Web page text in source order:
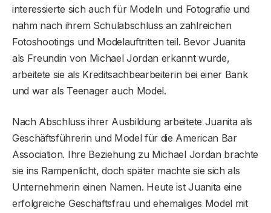
interessierte sich auch für Modeln und Fotografie und
nahm nach ihrem Schulabschluss an zahlreichen
Fotoshootings und Modelauftritten teil. Bevor Juanita
als Freundin von Michael Jordan erkannt wurde,
arbeitete sie als Kreditsachbearbeiterin bei einer Bank
und war als Teenager auch Model.
Nach Abschluss ihrer Ausbildung arbeitete Juanita als
Geschäftsführerin und Model für die American Bar
Association. Ihre Beziehung zu Michael Jordan brachte
sie ins Rampenlicht, doch später machte sie sich als
Unternehmerin einen Namen. Heute ist Juanita eine
erfolgreiche Geschäftsfrau und ehemaliges Model mit